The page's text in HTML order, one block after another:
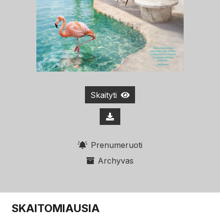
Skaityti
Prenumeruoti
Archyvas
SKAITOMIAUSIA